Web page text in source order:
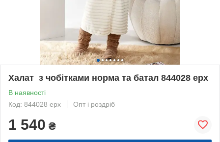
Халат з чобітками норма та батал 844028 ерх
В наявності
Код: 844028 ерх
Опт і роздріб
1 540 ₴